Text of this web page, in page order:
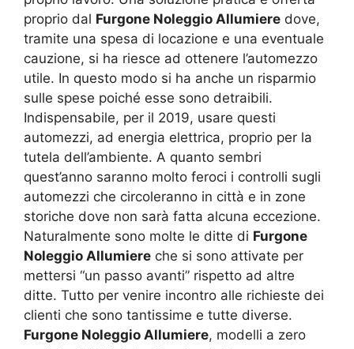
proprio dal Furgone Noleggio Allumiere dove,
tramite una spesa di locazione e una eventuale
cauzione, si ha riesce ad ottenere l’automezzo
utile. In questo modo si ha anche un risparmio
sulle spese poiché esse sono detraibili.
Indispensabile, per il 2019, usare questi
automezzi, ad energia elettrica, proprio per la
tutela dell’ambiente. A quanto sembri
quest’anno saranno molto feroci i controlli sugli
automezzi che circoleranno in città e in zone
storiche dove non sarà fatta alcuna eccezione.
Naturalmente sono molte le ditte di Furgone
Noleggio Allumiere che si sono attivate per
mettersi “un passo avanti” rispetto ad altre
ditte. Tutto per venire incontro alle richieste dei
clienti che sono tantissime e tutte diverse.
Furgone Noleggio Allumiere, modelli a zero